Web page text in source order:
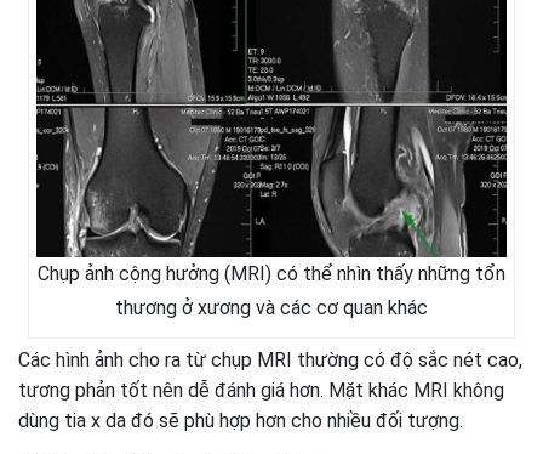
Chụp ảnh cộng hưởng (MRI) có thể nhìn thấy những tổn
thương ở xương và các cơ quan khác
Các hình ảnh cho ra từ chụp MRI thường có độ sắc nét cao,
tương phản tốt nên dễ đánh giá hơn. Mặt khác MRI không
dùng tia x da đó sẽ phù hợp hơn cho nhiều đối tượng.